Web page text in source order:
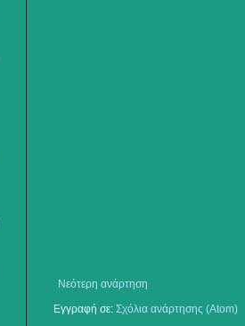
Νεότερη ανάρτηση
Εγγραφή σε: Σχόλια ανάρτησης (Atom)